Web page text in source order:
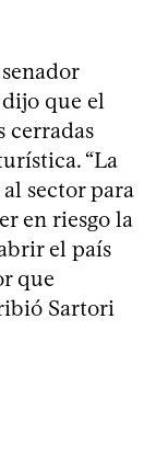
que el
cerradas
“La
sector para
en riesgo la
el país
que
Sartori